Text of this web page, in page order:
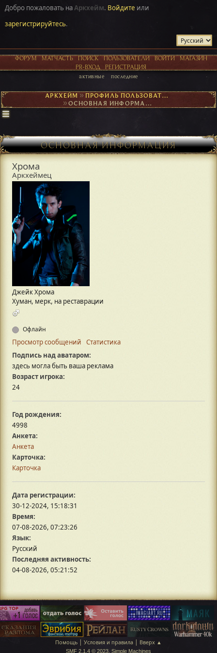
Добро пожаловать наАркхейм. Войдите или
зарегистрируйтесь.
ФОРУМ МАТЧАСТЬ ПОИСК ПОЛЬЗОВАТЕЛИ ВОЙТИ
МАГАЗИН
PR-ВХОД
РЕГИСТРАЦИЯ
активные последние
АРКХЕЙМ► ПРОФИЛЬ ПОЛЬЗОВАТЕЛЯ ХРОМА
► ОСНОВНАЯ ИНФОРМАЦИЯ
ОСНОВНАЯ ИНФОРМАЦИЯ
Хрома
Аркхеймец
Джейк Хрома
Хуман, мерк, на реставрации
Офлайн
Просмотр сообщений
Статистика
Подпись над аватаром:
здесь могла быть ваша реклама
Возраст игрока:
24
Год рождения:
4998
Анкета:
Анкета
Карточка:
Карточка
Дата регистрации:
30-12-2024, 15:18:31
Время:
07-08-2026, 07:23:26
Язык:
Русский
Последняя активность:
04-08-2026, 05:21:52
Помощь | Условия и правила | Вверх ▲
SMF 2.1.4 © 2023, Simple Machines